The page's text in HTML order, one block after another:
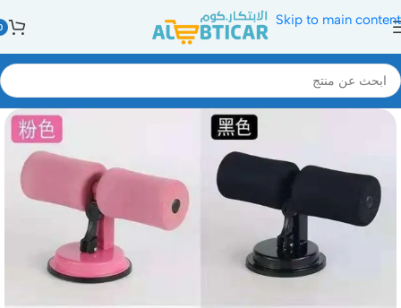
Skip to main content